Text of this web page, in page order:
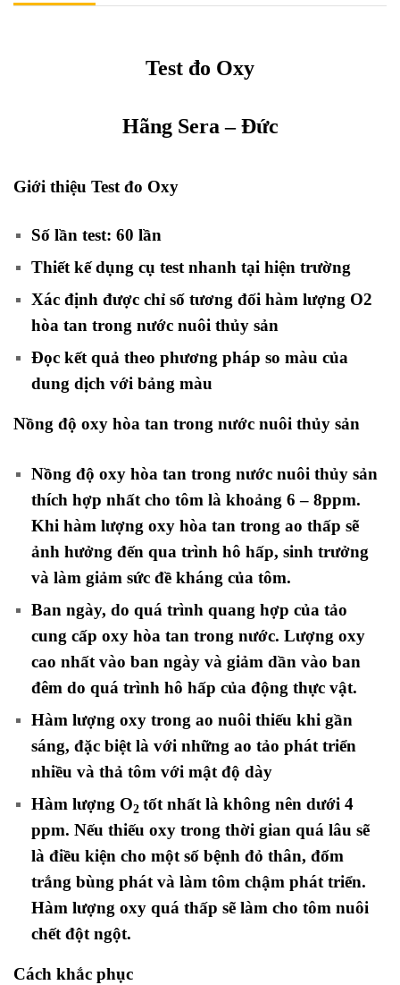
Test đo Oxy
Hãng Sera – Đức
Giới thiệu Test đo Oxy
Số lần test: 60 lần
Thiết kế dụng cụ test nhanh tại hiện trường
Xác định được chỉ số tương đối hàm lượng O2
hòa tan trong nước nuôi thủy sản
Đọc kết quả theo phương pháp so màu của
dung dịch với bảng màu
Nồng độ oxy hòa tan trong nước nuôi thủy sản
Nồng độ oxy hòa tan trong nước nuôi thủy sản
thích hợp nhất cho tôm là khoảng 6 – 8ppm.
Khi hàm lượng oxy hòa tan trong ao thấp sẽ
ảnh hưởng đến qua trình hô hấp, sinh trưởng
và làm giảm sức đề kháng của tôm.
Ban ngày, do quá trình quang hợp của tảo
cung cấp oxy hòa tan trong nước. Lượng oxy
cao nhất vào ban ngày và giảm dần vào ban
đêm do quá trình hô hấp của động thực vật.
Hàm lượng oxy trong ao nuôi thiếu khi gần
sáng, đặc biệt là với những ao tảo phát triển
nhiều và thả tôm với mật độ dày
Hàm lượng O2 tốt nhất là không nên dưới 4
ppm. Nếu thiếu oxy trong thời gian quá lâu sẽ
là điều kiện cho một số bệnh đỏ thân, đốm
trắng bùng phát và làm tôm chậm phát triển.
Hàm lượng oxy quá thấp sẽ làm cho tôm nuôi
chết đột ngột.
Cách khắc phục